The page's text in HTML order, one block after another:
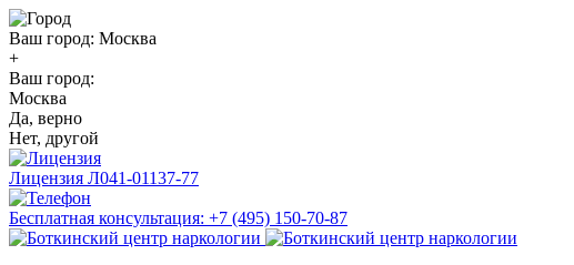
Ваш город: Москва
+
Ваш город:
Москва
Да, верно
Нет, другой
Лицензия Л041-01137-77
Бесплатная консультация: +7 (495) 150-70-87